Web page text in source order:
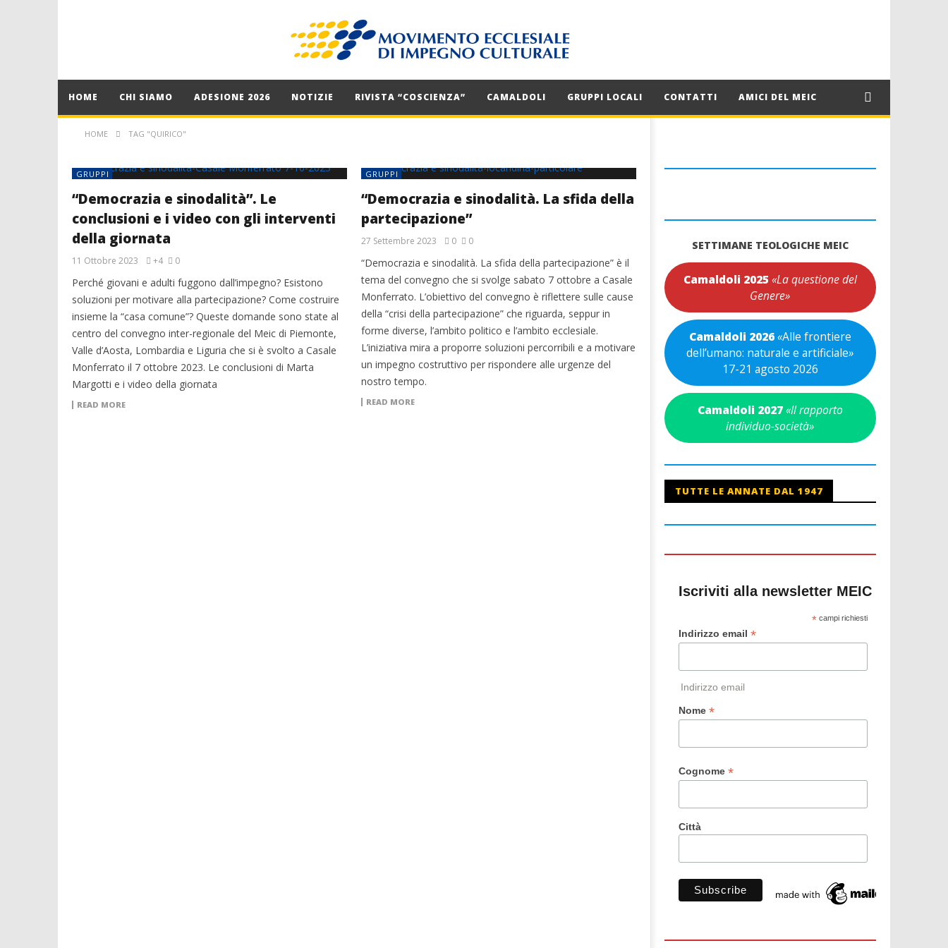
HOME CHI SIAMO ADESIONE 2026 NOTIZIE RIVISTA “COSCIENZA” CAMALDOLI GRUPPI LOCALI CONTATTI AMICI DEL MEIC
HOME TAG "QUIRICO"
GRUPPI
“Democrazia e sinodalità”. Le
conclusioni e i video con gli interventi
della giornata
11 Ottobre 2023 +4 0
Perché giovani e adulti fuggono dall’impegno? Esistono
soluzioni per motivare alla partecipazione? Come costruire
insieme la “casa comune”? Queste domande sono state al
centro del convegno inter-regionale del Meic di Piemonte,
Valle d’Aosta, Lombardia e Liguria che si è svolto a Casale
Monferrato il 7 ottobre 2023. Le conclusioni di Marta
Margotti e i video della giornata
READ MORE
GRUPPI
“Democrazia e sinodalità. La sfida della
partecipazione”
27 Settembre 2023 0 0
“Democrazia e sinodalità. La sfida della partecipazione” è il
tema del convegno che si svolge sabato 7 ottobre a Casale
Monferrato. L’obiettivo del convegno è riflettere sulle cause
della “crisi della partecipazione” che riguarda, seppur in
forme diverse, l’ambito politico e l’ambito ecclesiale.
L’iniziativa mira a proporre soluzioni percorribili e a motivare
un impegno costruttivo per rispondere alle urgenze del
nostro tempo.
READ MORE
SETTIMANE TEOLOGICHE MEIC
Camaldoli 2025 «La questione del
Genere»
Camaldoli 2026«Alle frontiere
dell’umano: naturale e artificiale»
17-21 agosto 2026
Camaldoli 2027 «Il rapporto
individuo-società»
TUTTE LE ANNATE DAL 1947
Iscriviti alla newsletter MEIC
* campi richiesti
Indirizzo email *
Indirizzo email
Nome *
Cognome *
Città